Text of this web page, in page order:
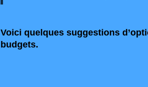
Voici quelques suggestions
budgets.